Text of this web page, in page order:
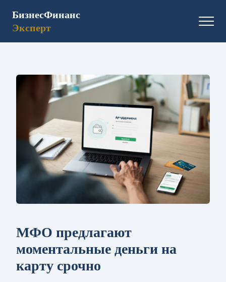
БизнесФинанс
Эксперт
МФО предлагают
моментальные деньги на
карту срочно